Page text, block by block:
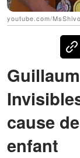
youtube.com/
cause
enfant